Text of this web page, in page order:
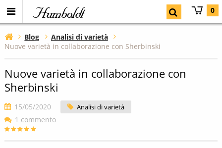
Humboldt 0
Blog
Analisi di varietà
Nuove varietà in collaborazione con Sherbinski
Nuove varietà in collaborazione con
Sherbinski
15/05/2020 Analisi di varietà
1 commento